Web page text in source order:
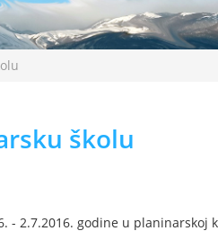
školu
- 2.7.2016. godine u planinarskoj